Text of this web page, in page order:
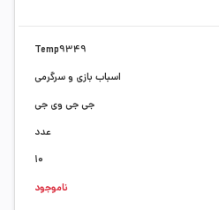
Temp9349
اسباب بازی و سرگرمی
جی جی وی جی
عدد
10
ناموجود